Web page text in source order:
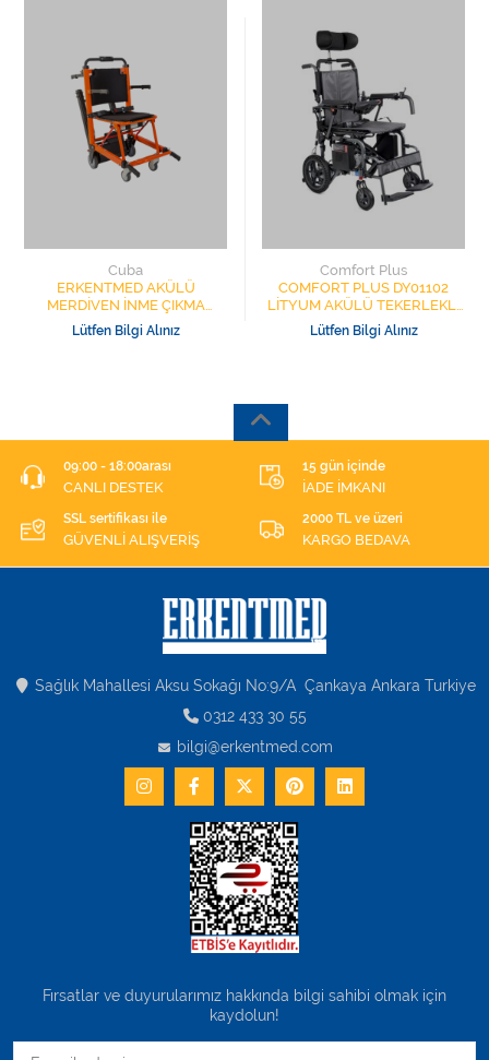
Cuba
ERKENTMED AKÜLÜ
MERDİVEN İNME ÇIKMA
SANDALYESİ CUBAS150
Lütfen Bilgi Alınız
Comfort Plus
COMFORT PLUS DY01102
LİTYUM AKÜLÜ TEKERLEKLİ
SANDALYE BAŞ DESTEKLİ
SIRTI YATAR
Lütfen Bilgi Alınız
09:00 - 18:00arası
CANLI DESTEK
15 gün içinde
İADE İMKANI
SSL sertifikası ile
GÜVENLİ ALIŞVERİŞ
2000 TL ve üzeri
KARGO BEDAVA
Sağlık Mahallesi Aksu Sokağı No:9/A Çankaya Ankara Turkiye
0312 433 30 55
bilgi@erkentmed.com
Fırsatlar ve duyurularımız hakkında bilgi sahibi olmak için
kaydolun!